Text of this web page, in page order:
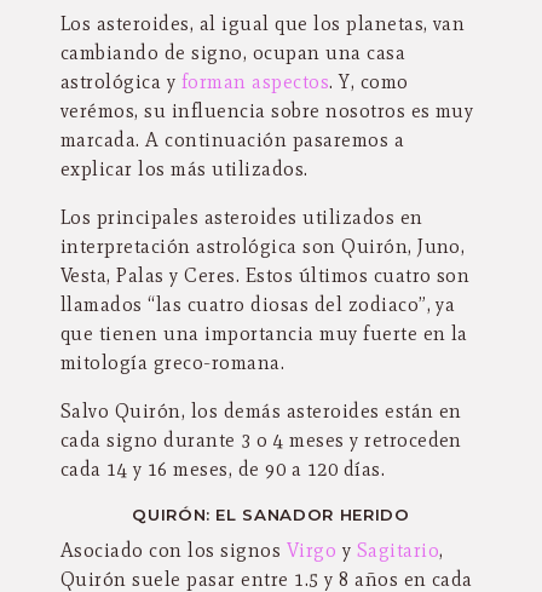
Los asteroides, al igual que los planetas, van
cambiando de signo, ocupan una casa
astrológica y forman aspectos. Y, como
verémos, su influencia sobre nosotros es muy
marcada. A continuación pasaremos a
explicar los más utilizados.
Los principales asteroides utilizados en
interpretación astrológica son Quirón, Juno,
Vesta, Palas y Ceres. Estos últimos cuatro son
llamados “las cuatro diosas del zodiaco”, ya
que tienen una importancia muy fuerte en la
mitología greco-romana.
Salvo Quirón, los demás asteroides están en
cada signo durante 3 o 4 meses y retroceden
cada 14 y 16 meses, de 90 a 120 días.
QUIRÓN: EL SANADOR HERIDO
Asociado con los signos Virgo y Sagitario,
Quirón suele pasar entre 1.5 y 8 años en cada